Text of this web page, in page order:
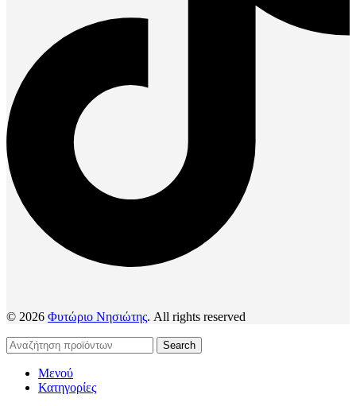
© 2026 Φυτώριο Νησιώτης. All rights reserved
Search
Μενού
Κατηγορίες